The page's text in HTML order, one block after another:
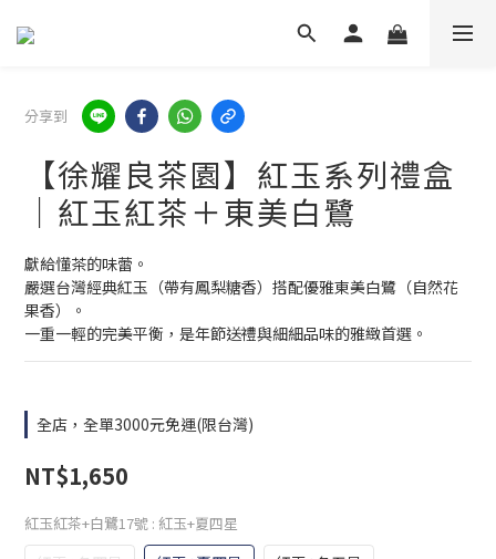
分享到
【徐耀良茶園】紅玉系列禮盒
｜紅玉紅茶＋東美白鷺
獻給懂茶的味蕾。
嚴選台灣經典紅玉（帶有鳳梨糖香）搭配優雅東美白鷺（自然花
果香）。
一重一輕的完美平衡，是年節送禮與細細品味的雅緻首選。
全店，全單3000元免運(限台灣)
NT$1,650
紅玉紅茶+白鷺17號 : 紅玉+夏四星